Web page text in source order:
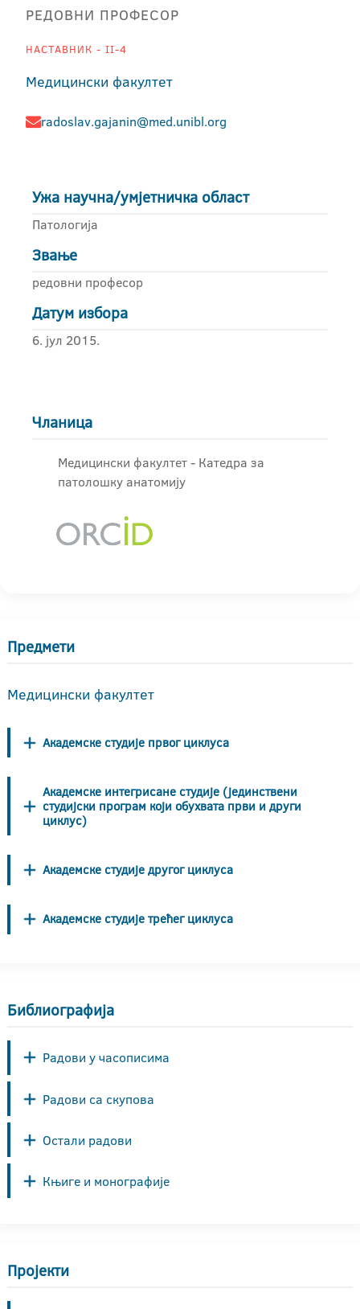
РЕДОВНИ ПРОФЕСОР
НАСТАВНИК - II-4
Медицински факултет
radoslav.gajanin@med.unibl.org
Ужа научна/умјетничка област
Патологија
Звање
редовни професор
Датум избора
6. јул 2015.
Чланица
Медицински факултет - Катедра за
патолошку анатомију
Предмети
Медицински факултет
Академске студије првог циклуса
Академске интегрисане студије (јединствени
студијски програм који обухвата први и други
циклус)
Академске студије другог циклуса
Академске студије трећег циклуса
Библиографија
Радови у часописима
Радови са скупова
Остали радови
Књиге и монографије
Пројекти